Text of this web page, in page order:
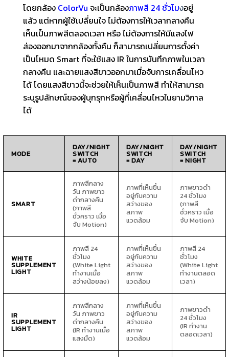
โดยกล้อง ColorVu จะเป็นกล้องภาพสี 24 ชั่วโมงอยู่
แล้ว แต่หากผู้ใช้เปลี่ยนใจ ไม่ต้องการให้เวลากลางคืน
เห็นเป็นภาพสีตลอดเวลา หรือ ไม่ต้องการให้มีแสงไฟ
ส่องออกมาจากกล้องทั้งคืน ก็สามารถเปลี่ยนการตั้งค่า
เป็นโหมด Smart ที่จะใช้แสง IR ในการบันทึกภาพในเวลา
กลางคืน และฉายแสงสีขาวออกมาเมื่อจับการเคลื่อนไหว
ได้ โดยแสงสีขาวนี้จะช่วยให้เห็นเป็นภาพสี ทำให้สามารถ
ระบุรูปลักษณ์ของผู้บุกรุกหรือผู้ที่เคลื่อนไหวในยามวิกาล
ได้
MODE
DAY/NIGHT
SWITCH
= AUTO
DAY/NIGHT
SWITCH
= DAY
DAY/NIGHT
SWITCH
= NIGHT
SMART
ภาพสีกลาง
วัน ภาพขาว
ดำกลางคืน
(ภาพสี
ชั่วคราว เมื่อ
จับ Motion)
ภาพที่เห็นขึ้น
อยู่กับความ
สว่างของ
สภาพ
แวดล้อม
ภาพขาวดำ
24 ชั่วโมง
(ภาพสี
ชั่วคราว เมื่อ
จับ Motion)
WHITE
SUPPLEMENT
LIGHT
ภาพสี 24
ชั่วโมง
(White Light
ทำงานเมื่อ
สว่างน้อยลง)
ภาพที่เห็นขึ้น
อยู่กับความ
สว่างของ
สภาพ
แวดล้อม
ภาพสี 24
ชั่วโมง
(White Light
ทำงานตลอด
เวลา)
IR
SUPPLEMENT
LIGHT
ภาพสีกลาง
วัน ภาพขาว
ดำกลางคืน
(IR ทำงานเมื่อ
แสงมืด)
ภาพที่เห็นขึ้น
อยู่กับความ
สว่างของ
สภาพ
แวดล้อม
ภาพขาวดำ
24 ชั่วโมง
(IR ทำงาน
ตลอดเวลา)